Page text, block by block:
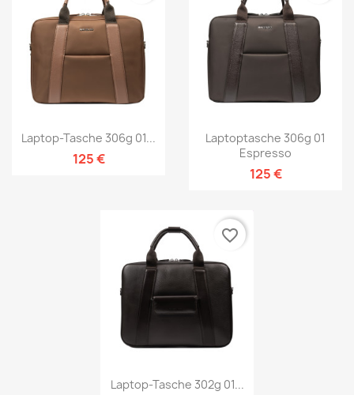
Laptop-Tasche 306g 01...
125 €
Laptoptasche 306g 01
Espresso
125 €
Laptop-Tasche 302g 01...
favorite_border